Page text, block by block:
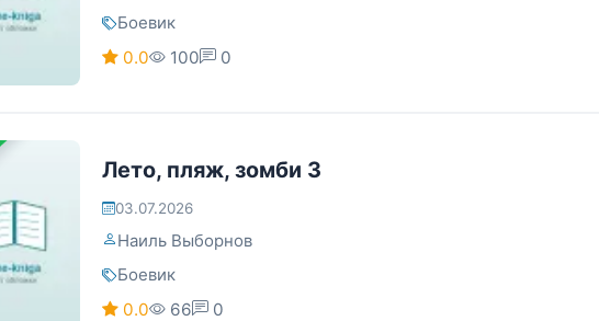
Боевик
0.0
100 0
Лето, пляж, зомби 3
03.07.2026
Наиль Выборнов
Боевик
0.0
66 0